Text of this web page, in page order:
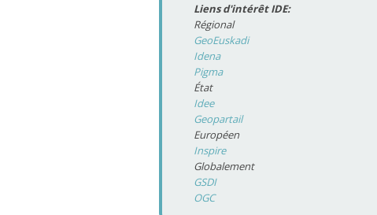
Liens d'intérêt IDE:
Régional
GeoEuskadi
Idena
Pigma
État
Idee
Geopartail
Européen
Inspire
Globalement
GSDI
OGC